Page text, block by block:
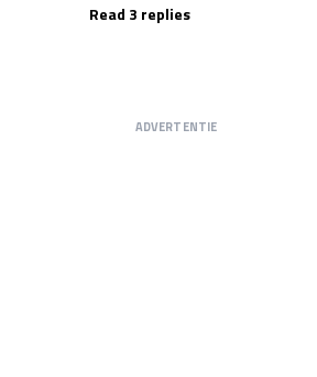
Read 3 replies
ADVERTENTIE